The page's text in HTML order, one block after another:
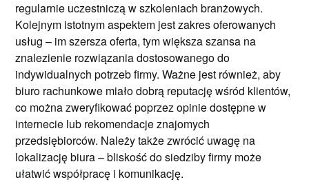
regularnie uczestniczą w szkoleniach branżowych.
Kolejnym istotnym aspektem jest zakres oferowanych
usług – im szersza oferta, tym większa szansa na
znalezienie rozwiązania dostosowanego do
indywidualnych potrzeb firmy. Ważne jest również, aby
biuro rachunkowe miało dobrą reputację wśród klientów,
co można zweryfikować poprzez opinie dostępne w
internecie lub rekomendacje znajomych
przedsiębiorców. Należy także zwrócić uwagę na
lokalizację biura – bliskość do siedziby firmy może
ułatwić współpracę i komunikację.